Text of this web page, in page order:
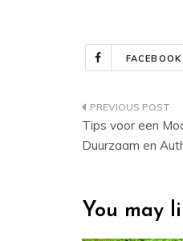
FACEBOOK
Post
navigation
Tips voor een
Duurzaam en
You may